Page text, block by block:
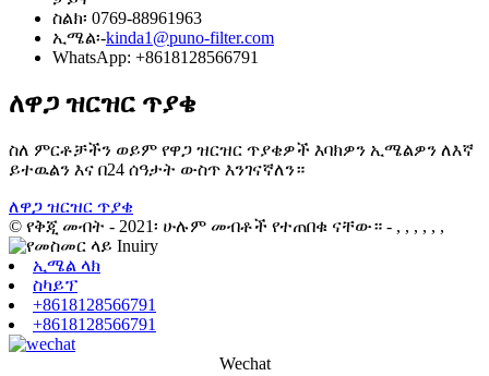
ስልክ፡ 0769-88961963
ኢሜል፡-kinda1@puno-filter.com
WhatsApp: +8618128566791
ለዋጋ ዝርዝር ጥያቄ
ስለ ምርቶቻችን ወይም የዋጋ ዝርዝር ጥያቄዎች እባክዎን ኢሜልዎን ለእኛ
ይተዉልን እና በ24 ሰዓታት ውስጥ እንገናኛለን።
ለዋጋ ዝርዝር ጥያቄ
© የቅጂ መብት - 2021፡ ሁሉም መብቶች የተጠበቁ ናቸው። - , , , , , ,
ኢሜል ላክ
ስካይፕ
+8618128566791
+8618128566791
Wechat